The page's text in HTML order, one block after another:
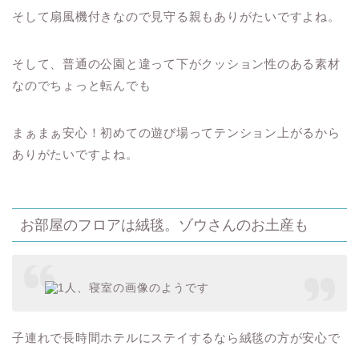
そして扇風機付きなので見守る親もありがたいですよね。
そして、普通の公園と違って下がクッション性のある素材
なのでちょっと転んでも
まぁまぁ安心！初めての遊び場ってテンション上がるから
ありがたいですよね。
お部屋のフロアは絨毯。ゾウさんのお土産も
子連れで長時間ホテルにステイするなら絨毯の方が安心で